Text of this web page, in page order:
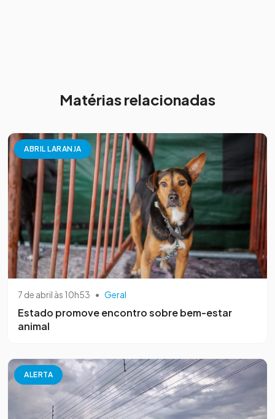
Matérias relacionadas
ABRIL LARANJA
7 de abril às 10h53 • Geral
Estado promove encontro sobre bem-estar
animal
ALERTA